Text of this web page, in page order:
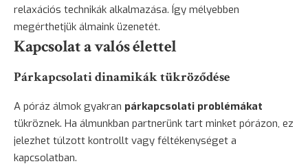
relaxációs technikák alkalmazása. Így mélyebben
megérthetjük álmaink üzenetét.
Kapcsolat a valós élettel
Párkapcsolati dinamikák tükröződése
A póráz álmok gyakran párkapcsolati problémákat
tükröznek. Ha álmunkban partnerünk tart minket pórázon, ez
jelezhet túlzott kontrollt vagy féltékenységet a
kapcsolatban.